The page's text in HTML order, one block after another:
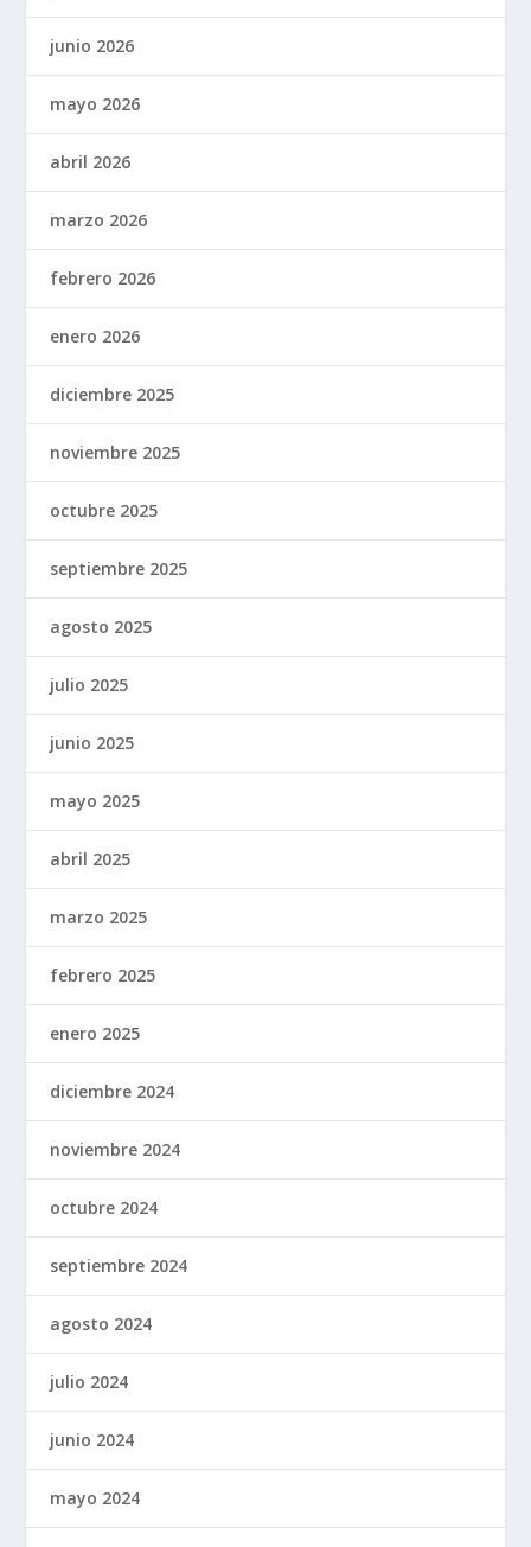
junio 2026
mayo 2026
abril 2026
marzo 2026
febrero 2026
enero 2026
diciembre 2025
noviembre 2025
octubre 2025
septiembre 2025
agosto 2025
julio 2025
junio 2025
mayo 2025
abril 2025
marzo 2025
febrero 2025
enero 2025
diciembre 2024
noviembre 2024
octubre 2024
septiembre 2024
agosto 2024
julio 2024
junio 2024
mayo 2024